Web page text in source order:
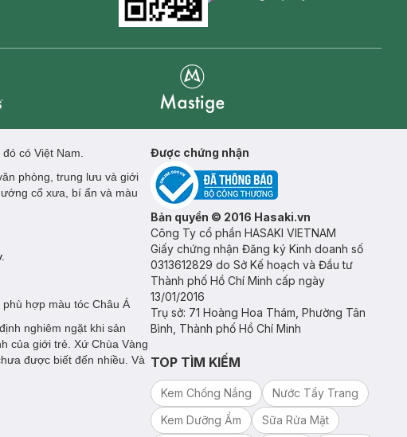
có Việt Nam.
phòng, trung lưu và giới
cổ xưa, bí ẩn và màu
hợp màu tóc Châu Á
nghiêm ngặt khi sản
của giới trẻ. Xứ Chùa Vàng
được biết đến nhiều. Và
Được chứng nhận
Bản quyền © 2016 Hasaki.vn
Công Ty cổ phần HASAKI VIETNAM
Giấy chứng nhận Đăng ký Kinh doanh số
0313612829 do Sở Kế hoạch và Đầu tư
Thành phố Hồ Chí Minh cấp ngày
13/01/2016
Trụ sở: 71 Hoàng Hoa Thám, Phường Tân
Bình, Thành phố Hồ Chí Minh
TOP TÌM KIẾM
Kem Chống Nắng
Nước Tẩy Trang
Kem Dưỡng Ẩm
Sữa Rửa Mặt